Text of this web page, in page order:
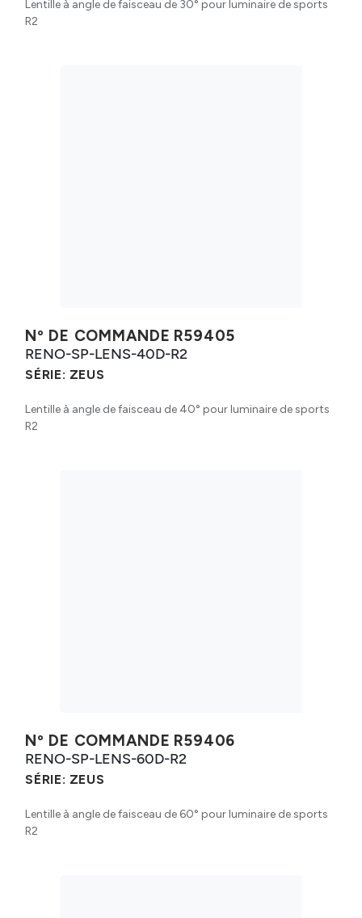
Lentille à angle de faisceau de 30° pour luminaire de sports
R2
Nº DE COMMANDE R59405
RENO-SP-LENS-40D-R2
SÉRIE: ZEUS
Lentille à angle de faisceau de 40° pour luminaire de sports
R2
Nº DE COMMANDE R59406
RENO-SP-LENS-60D-R2
SÉRIE: ZEUS
Lentille à angle de faisceau de 60° pour luminaire de sports
R2